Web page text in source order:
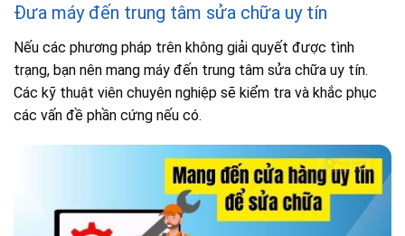
Đưa máy đến trung tâm sửa chữa uy tín
Nếu các phương pháp trên không giải quyết được tình
trạng, bạn nên mang máy đến trung tâm sửa chữa uy tín.
Các kỹ thuật viên chuyên nghiệp sẽ kiểm tra và khắc phục
các vấn đề phần cứng nếu có.